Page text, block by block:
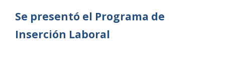
Se presentó el Programa de
Inserción Laboral